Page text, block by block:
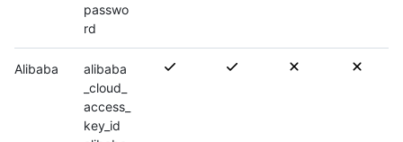
passwo
rd
Alibaba
alibaba
_cloud_
access_
key_id